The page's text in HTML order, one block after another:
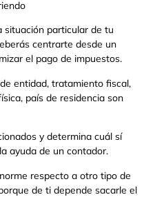
situación particular de tu
centrarte desde un
el pago de impuestos.
entidad, tratamiento fiscal,
país de residencia son
y determina cuál sí
ayuda de un contador.
respecto a otro tipo de
de ti depende sacarle el